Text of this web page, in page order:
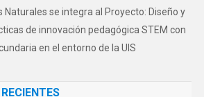
Naturales se integra al Proyecto: Diseño y
de innovación pedagógica STEM con
en el entorno de la UIS